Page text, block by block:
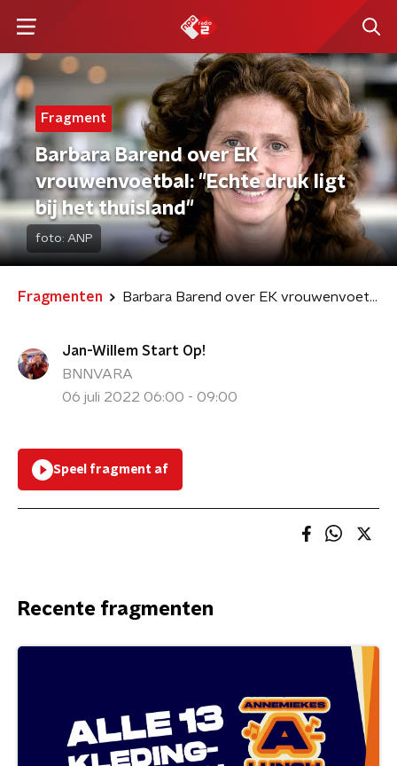
Fragment
Barbara Barend over EK
vrouwenvoetbal: "Echte druk ligt
bij het thuisland"
foto: ANP
Fragmenten Barbara Barend over EK vrouwenvoetbal: "Echte druk ligt bij het thuisland"
Jan-Willem Start Op!
BNNVARA
06 juli 2022 06:00 - 09:00
Speel fragment af
Recente fragmenten